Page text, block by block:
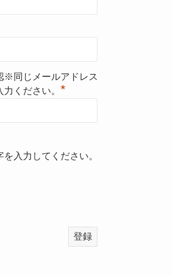
※同じメールアドレス
ください。 *
を入力してください。